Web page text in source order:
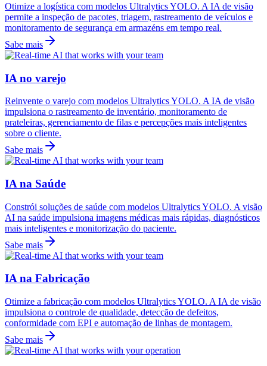
Otimize a logística com modelos Ultralytics YOLO. A IA de visão
permite a inspeção de pacotes, triagem, rastreamento de veículos e
monitoramento de segurança em armazéns em tempo real.
Sabe mais
IA no varejo
Reinvente o varejo com modelos Ultralytics YOLO. A IA de visão
impulsiona o rastreamento de inventário, monitoramento de
prateleiras, gerenciamento de filas e percepções mais inteligentes
sobre o cliente.
Sabe mais
IA na Saúde
Constrói soluções de saúde com modelos Ultralytics YOLO. A visão
AI na saúde impulsiona imagens médicas mais rápidas, diagnósticos
mais inteligentes e monitorização do paciente.
Sabe mais
IA na Fabricação
Otimize a fabricação com modelos Ultralytics YOLO. A IA de visão
impulsiona o controle de qualidade, detecção de defeitos,
conformidade com EPI e automação de linhas de montagem.
Sabe mais